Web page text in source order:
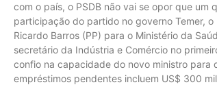
com o país, o PSDB não vai se opor que
participação do partido no governo Temer,
Ricardo Barros (PP) para o Ministério da
secretário da Indústria e Comércio no
confio na capacidade do novo ministro para
empréstimos pendentes incluem US$ 300